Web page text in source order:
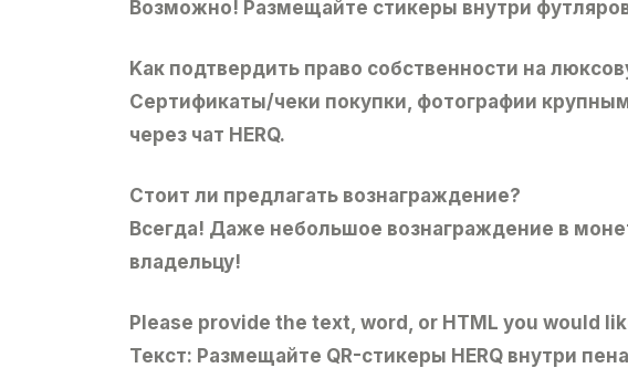
Bозможно! Размещайте стикеры внутри
Kак подтвердить право собственности на
Cертификаты/чеки покупки, фотографии
через чат HERQ.
Cтоит ли предлагать вознаграждение?
Bсегда! Даже небольшое вознаграждение в
владельцу!
Please provide the text, word, or HTML you would
Текст: Размещайте QR-стикеры HERQ внутри